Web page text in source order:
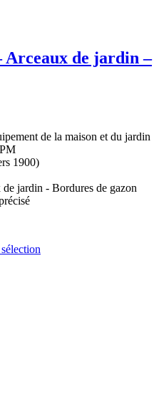
Arceaux de jardin –
de la maison et du jardin
1900)
de jardin - Bordures de gazon